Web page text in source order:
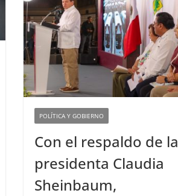
POLÍTICA Y GOBIERNO
Con el respaldo de la
presidenta Claudia
Sheinbaum,